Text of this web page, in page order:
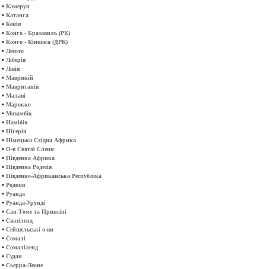
• Камерун
• Катанга
• Кенія
• Конго - Бразавиль (РК)
• Конго - Кіншаса (ДРК)
• Лесото
• Ліберія
• Лівія
• Маврикій
• Мавританія
• Малаві
• Марокко
• Мозамбік
• Намібія
• Нігерія
• Німецька Східна Африка
• О-в Святої Єлени
• Південна Африка
• Південна Родезія
• Південно-Африканська Республіка
• Родезія
• Руанда
• Руанда-Урунді
• Сан-Томе та Принсіпі
• Свазіленд
• Сейшельські о-ви
• Сомалі
• Сомаліленд
• Судан
• Сьерра-Леоне